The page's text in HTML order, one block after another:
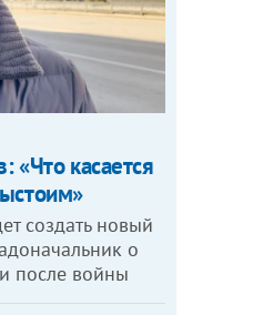
«Что касается
создать новый
о
после войны